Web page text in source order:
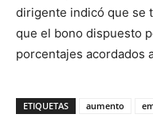
dirigente indicó que se
que el bono dispuesto
porcentajes acordados
ETIQUETAS aumento